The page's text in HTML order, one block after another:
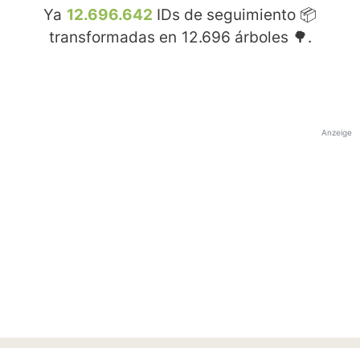
Ya 12.696.642 IDs de seguimiento 📦
transformadas en 12.696 árboles 🌳.
Anzeige